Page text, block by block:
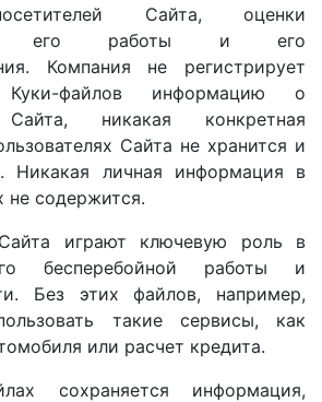
Сайта, оценки
его работы и его
Компания не регистрирует
файлов информацию о
Сайта, никакая конкретная
Сайта не хранится и
Никакая личная информация в
не содержится.
играют ключевую роль в
бесперебойной работы и
Без этих файлов, например,
такие сервисы, как
или расчет кредита.
сохраняется информация,